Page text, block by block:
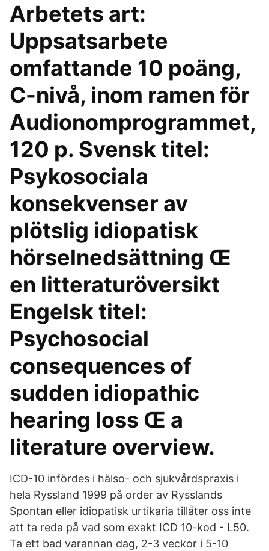
Arbetets art:
Uppsatsarbete
omfattande 10 poäng,
C-nivå, inom ramen för
Audionomprogrammet,
120 p. Svensk titel:
Psykosociala
konsekvenser av
plötslig idiopatisk
hörselnedsättning Œ
en litteraturöversikt
Engelsk titel:
Psychosocial
consequences of
sudden idiopathic
hearing loss Œ a
literature overview.
ICD-10 infördes i hälso- och sjukvårdspraxis i
hela Ryssland 1999 på order av Rysslands
Spontan eller idiopatisk urtikaria tillåter oss inte
att ta reda på vad som exakt ICD 10-kod - L50.
Ta ett bad varannan dag, 2-3 veckor i 5-10